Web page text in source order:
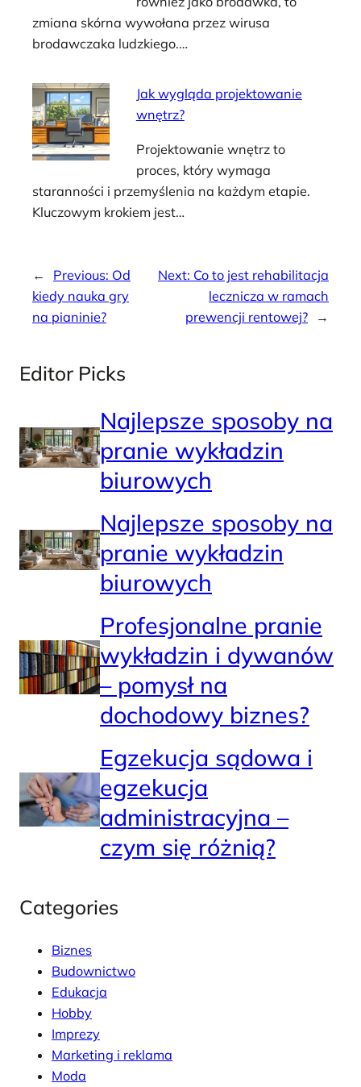
zmiana skórna wywołana przez wirusa
brodawczaka ludzkiego.…
Jak wygląda projektowanie
wnętrz?
Projektowanie wnętrz to
proces, który wymaga
staranności i przemyślenia na każdym etapie.
Kluczowym krokiem jest…
← Previous: Od
kiedy nauka gry
na pianinie?
Next: Co to jest rehabilitacja
lecznicza w ramach
prewencji rentowej?
→
Editor Picks
Najlepsze sposoby na
pranie wykładzin
biurowych
Najlepsze sposoby na
pranie wykładzin
biurowych
Profesjonalne pranie
wykładzin i dywanów
– pomysł na
dochodowy biznes?
Egzekucja sądowa i
egzekucja
administracyjna –
czym się różnią?
Categories
Biznes
Budownictwo
Edukacja
Hobby
Imprezy
Marketing i reklama
Moda